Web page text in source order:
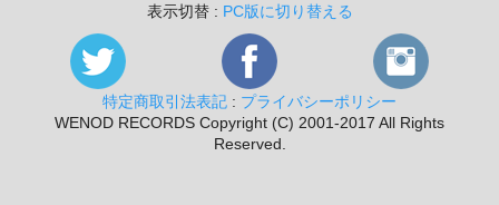
表示切替 : PC版に切り替える
特定商取引法表記 : プライバシーポリシー
WENOD RECORDS Copyright (C) 2001-2017 All Rights
Reserved.